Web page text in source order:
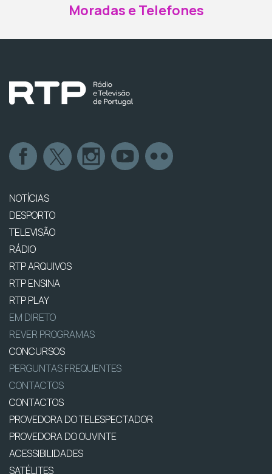
Moradas e Telefones
NOTÍCIAS
DESPORTO
TELEVISÃO
RÁDIO
RTP ARQUIVOS
RTP ENSINA
RTP PLAY
EM DIRETO
REVER PROGRAMAS
CONCURSOS
PERGUNTAS FREQUENTES
CONTACTOS
CONTACTOS
PROVEDORA DO TELESPECTADOR
PROVEDORA DO OUVINTE
ACESSIBILIDADES
SATÉLITES